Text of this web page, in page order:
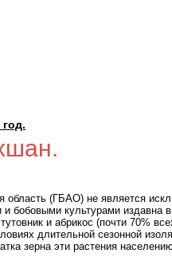
(ГБАО) не является
и бобовыми культурами издавна
и абрикос (почти 70%
длительной сезонной
зерна эти растения